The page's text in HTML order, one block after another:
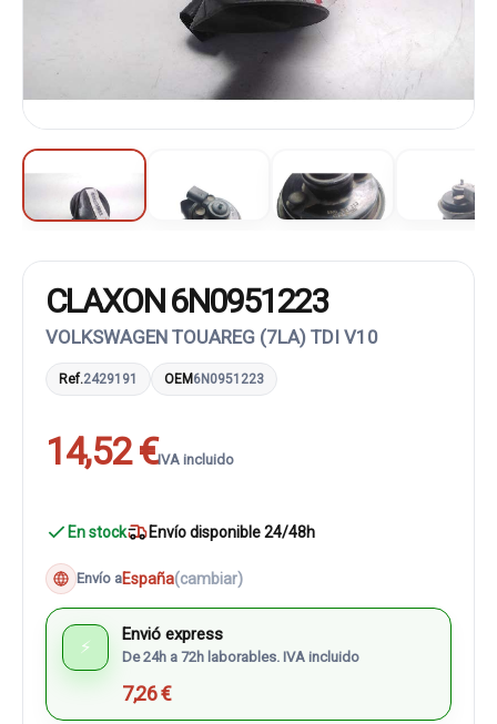
CLAXON 6N0951223
VOLKSWAGEN TOUAREG (7LA) TDI V10
Ref.2429191 OEM6N0951223
14,52 €IVA incluido
En stock Envío disponible 24/48h
Envío aEspaña(cambiar)
⚡
Envió express
De 24h a 72h laborables. IVA incluido
7,26 €